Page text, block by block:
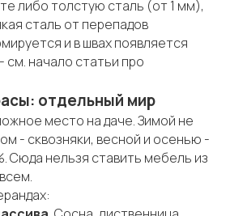
либо толстую сталь (от 1 мм),
сталь от перепадов
и в швах появляется
начало статьи про
отдельный мир
место на даче. Зимой не
- сквозняки, весной и осенью -
Сюда нельзя ставить мебель из